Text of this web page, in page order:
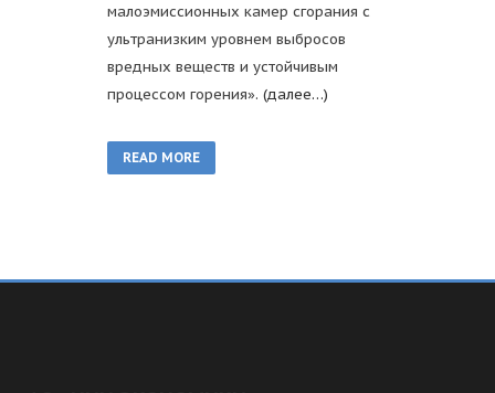
малоэмиссионных камер сгорания с
ультранизким уровнем выбросов
вредных веществ и устойчивым
процессом горения». (далее…)
READ MORE